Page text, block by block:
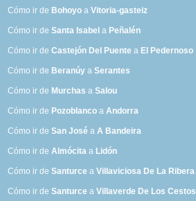
Cómo ir de Bohoyo aVitoria-gasteiz
Cómo ir deSanta Isabel a Peñalén
Cómo ir deCastejón Del Puente a El Pedernoso
Cómo ir de Beranúy aSerantes
Cómo ir de Murchas aSalou
Cómo ir de Pozoblanco aAndorra
Cómo ir deSan José aA Bandeira
Cómo ir deAlmócita a Lidón
Cómo ir deSanturce aVillaviciosa De La Ribera
Cómo ir deSanturce aVillaverde De Los Cestos